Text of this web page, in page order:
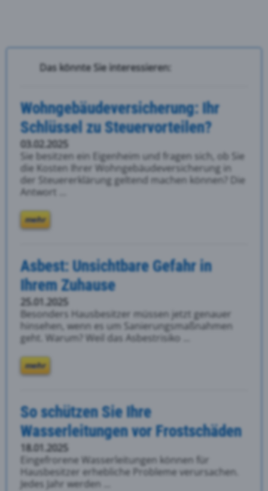
Das könnte Sie interessieren:
Wohngebäudeversicherung: Ihr
Schlüssel zu Steuervorteilen?
03.02.2025
Sie besitzen ein Eigenheim und fragen sich, ob Sie
die Kosten Ihrer Wohngebäudeversicherung in
der Steuererklärung geltend machen können? Die
Antwort ...
mehr
Asbest: Unsichtbare Gefahr in
Ihrem Zuhause
25.01.2025
Besonders Hausbesitzer müssen jetzt genauer
hinsehen, wenn es um Sanierungsmaßnahmen
geht. Warum? Weil das Asbestrisiko ...
mehr
So schützen Sie Ihre
Wasserleitungen vor Frostschäden
18.01.2025
Eingefrorene Wasserleitungen können für
Hausbesitzer erhebliche Probleme verursachen.
Jedes Jahr werden ...